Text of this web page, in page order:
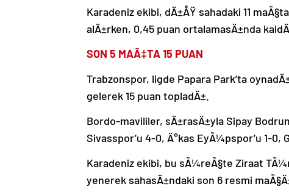
Karadeniz ekibi, dÄ±ÅŸ sahadaki 11
alÄ±rken, 0,45 puan ortalamasÄ±nda
SON 5 MAÃ‡TA 15 PUAN
Trabzonspor, ligde Papara Park’ta
gelerek 15 puan topladÄ±.
Bordo-mavililer, sÄ±rasÄ±yla Sipay
Sivasspor’u 4-0, Ä°kas EyÃ¼pspor’u 1-0,
Karadeniz ekibi, bu sÃ¼reÃ§te Ziraat
yenerek sahasÄ±ndaki son 6 resmi